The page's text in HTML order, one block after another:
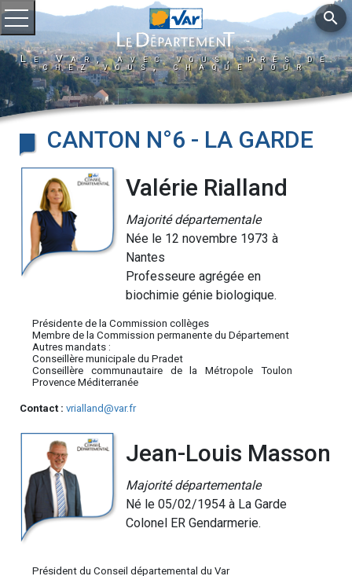
Ouvrir le menu
Le Var, avec vous, près de
chez vous, chaque jour
search
CANTON N°6 - LA GARDE
Valérie Rialland
Majorité départementale
Née le 12 novembre 1973 à
Nantes
Professeure agrégée en
biochimie génie biologique.
Présidente de la Commission collèges
Membre de la Commission permanente du Département
Autres mandats :
Conseillère municipale du Pradet
Conseillère communautaire de la Métropole Toulon
Provence Méditerranée
Contact : vrialland@var.fr
Jean-Louis Masson
Majorité départementale
Né le 05/02/1954 à La Garde
Colonel ER Gendarmerie.
Président du Conseil départemental du Var